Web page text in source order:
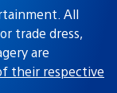
All
trade dress,
are
their respective